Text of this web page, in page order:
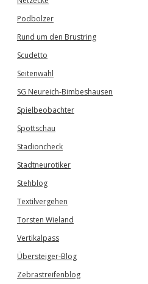
Podbolzer
Rund um den Brustring
Scudetto
Seitenwahl
SG Neureich-Bimbeshausen
Spielbeobachter
Spottschau
Stadioncheck
Stadtneurotiker
Stehblog
Textilvergehen
Torsten Wieland
Vertikalpass
Übersteiger-Blog
Zebrastreifenblog